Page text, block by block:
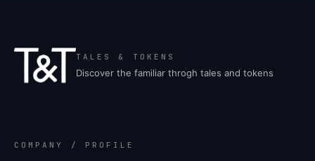
TALES & TOKENS
Discover the familiar throgh tales and tokens
COMPANY / PROFILE